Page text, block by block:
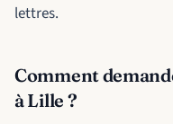
lettres.
Comment
à Lille ?